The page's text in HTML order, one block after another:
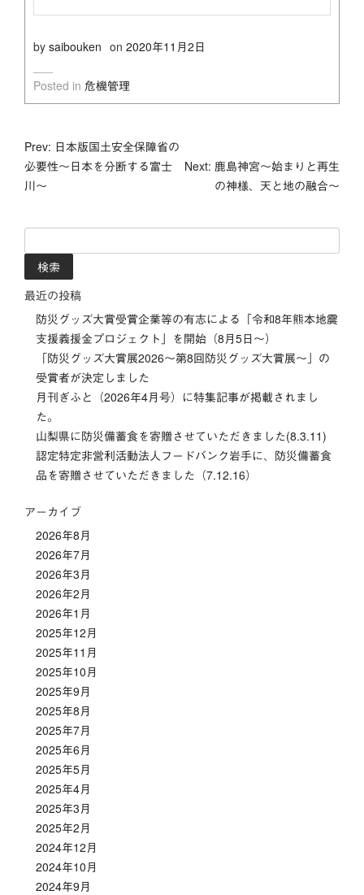
by saibouken on 2020年11月2日
Posted in 危機管理
投
稿
ナ
ビ
ゲ
ー
シ
ョ
ン
Prev: 日本版国土安全保障省の
必要性～日本を分断する富士
川～
Next: 鹿島神宮～始まりと再生
の神様、天と地の融合～
索:
最近の投稿
防災グッズ大賞受賞企業等の有志による「令和8年熊本地震
支援義援金プロジェクト」を開始（8月5日～）
「防災グッズ⼤賞展2026〜第8回防災グッズ⼤賞展〜」の
受賞者が決定しました
月刊ぎふと（2026年4月号）に特集記事が掲載されまし
た。
山梨県に防災備蓄食を寄贈させていただきました(8.3.11)
認定特定非営利活動法人フードバンク岩手に、防災備蓄食
品を寄贈させていただきました（7.12.16）
アーカイブ
2026年8月
2026年7月
2026年3月
2026年2月
2026年1月
2025年12月
2025年11月
2025年10月
2025年9月
2025年8月
2025年7月
2025年6月
2025年5月
2025年4月
2025年3月
2025年2月
2024年12月
2024年10月
2024年9月